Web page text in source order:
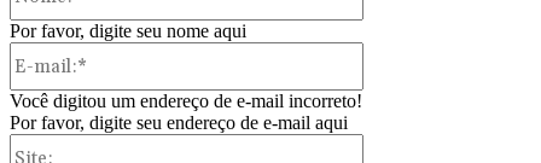
Por favor, digite seu nome aqui
Você digitou um endereço de e-mail incorreto!
Por favor, digite seu endereço de e-mail aqui